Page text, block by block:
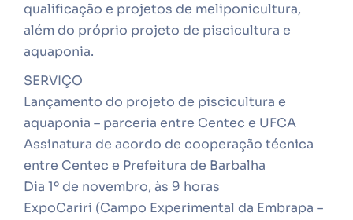
qualificação e projetos de meliponicultura,
além do próprio projeto de piscicultura e
aquaponia.
SERVIÇO
Lançamento do projeto de piscicultura e
aquaponia – parceria entre Centec e UFCA
Assinatura de acordo de cooperação técnica
entre Centec e Prefeitura de Barbalha
Dia 1º de novembro, às 9 horas
ExpoCariri (Campo Experimental da Embrapa –